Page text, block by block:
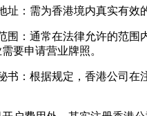
址：需为香港境内真实有效
围：通常在法律允许的范围
要申请营业牌照。
书：根据规定，香港公司在